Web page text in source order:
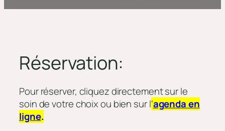
Réservation:
Pour réserver, cliquez directement sur le
soin de votre choix ou bien sur l‘agenda en
ligne.